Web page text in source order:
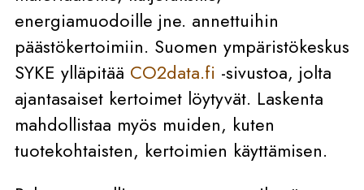
energiamuodoille jne. annettuihin
päästökertoimiin. Suomen ympäristökeskus
SYKE ylläpitää CO2data.fi -sivustoa, jolta
ajantasaiset kertoimet löytyvät. Laskenta
mahdollistaa myös muiden, kuten
tuotekohtaisten, kertoimien käyttämisen.